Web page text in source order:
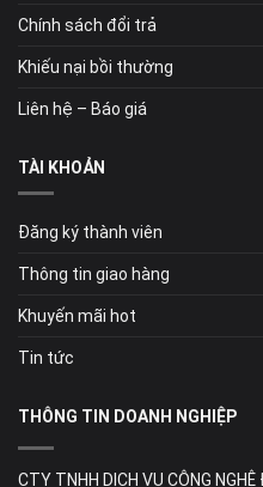
Chính sách đổi trả
Khiếu nại bồi thường
Liên hệ – Báo giá
TÀI KHOẢN
Đăng ký thành viên
Thông tin giao hàng
Khuyến mãi hot
Tin tức
THÔNG TIN DOANH NGHIỆP
CTY TNHH DỊCH VỤ CÔNG